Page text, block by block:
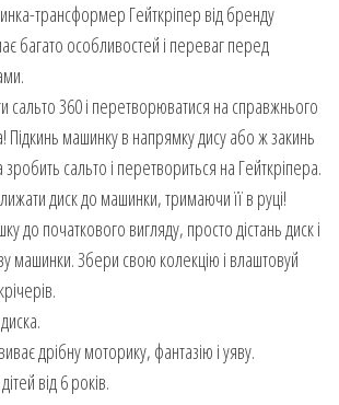
трансформер Гейткріпер від бренду
багато особливостей і переваг перед
сальто 360 і перетворюватися на справжнього
Підкинь машинку в напрямку дису або ж закинь
сальто і перетвориться на Гейткріпера.
диск до машинки, тримаючи її в руці!
до початкового вигляду, просто дістань диск і
машинки. Збери свою колекцію і влаштовуй
дрібну моторику, фантазію і уяву.
від 6 років.